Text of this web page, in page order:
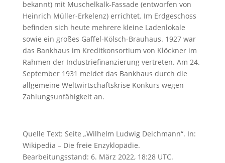
bekannt) mit Muschelkalk-Fassade (entworfen von
Heinrich Müller-Erkelenz) errichtet. Im Erdgeschoss
befinden sich heute mehrere kleine Ladenlokale
sowie ein großes Gaffel-Kölsch-Brauhaus. 1927 war
das Bankhaus im Kreditkonsortium von Klöckner im
Rahmen der Industriefinanzierung vertreten. Am 24.
September 1931 meldet das Bankhaus durch die
allgemeine Weltwirtschaftskrise Konkurs wegen
Zahlungsunfähigkeit an.
Quelle Text: Seite „Wilhelm Ludwig Deichmann“. In:
Wikipedia – Die freie Enzyklopädie.
Bearbeitungsstand: 6. März 2022, 18:28 UTC.